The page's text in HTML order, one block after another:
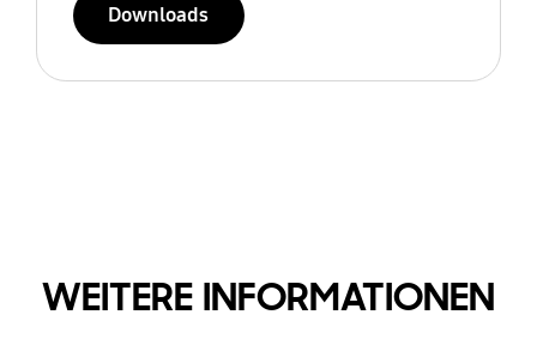
Downloads
WEITERE INFORMATIONEN